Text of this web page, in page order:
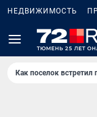
НЕДВИЖИМОСТЬ
Как поселок